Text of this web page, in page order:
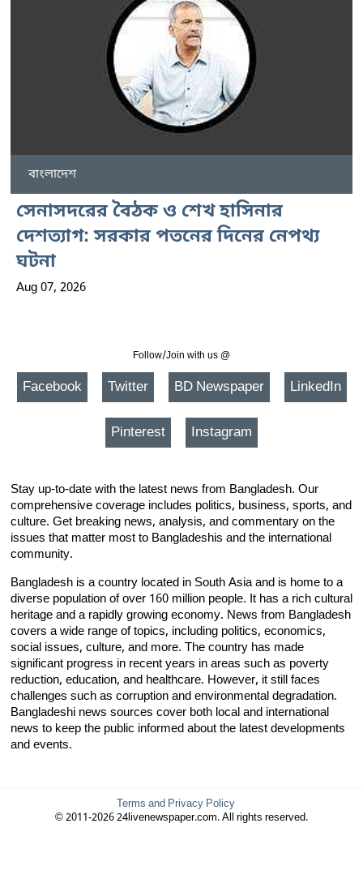
বাংলাদেশ
সেনাসদরের বৈঠক ও শেখ হাসিনার
দেশত্যাগ: সরকার পতনের দিনের নেপথ্য
ঘটনা
Aug 07, 2026
Follow/Join with us @
Facebook Twitter BD Newspaper LinkedIn
Pinterest Instagram
Stay up-to-date with the latest news from Bangladesh. Our
comprehensive coverage includes politics, business, sports, and
culture. Get breaking news, analysis, and commentary on the
issues that matter most to Bangladeshis and the international
community.
Bangladesh is a country located in South Asia and is home to a
diverse population of over 160 million people. It has a rich cultural
heritage and a rapidly growing economy. News from Bangladesh
covers a wide range of topics, including politics, economics,
social issues, culture, and more. The country has made
significant progress in recent years in areas such as poverty
reduction, education, and healthcare. However, it still faces
challenges such as corruption and environmental degradation.
Bangladeshi news sources cover both local and international
news to keep the public informed about the latest developments
and events.
Terms and Privacy Policy
© 2011-2026 24livenewspaper.com. All rights reserved.